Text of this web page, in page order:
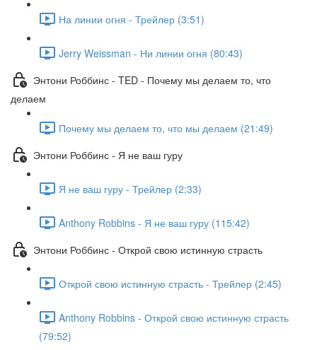
На линии огня - Трейлер (3:51)
Jerry Weissman - Ни линии огня (80:43)
Энтони Роббинс - TED - Почему мы делаем то, что
делаем
Почему мы делаем то, что мы делаем (21:49)
Энтони Роббинс - Я не ваш гуру
Я не ваш гуру - Трейлер (2:33)
Anthony Robbins - Я не ваш гуру (115:42)
Энтони Роббинс - Открой свою истинную страсть
Открой свою истинную страсть - Трейлер (2:45)
Anthony Robbins - Открой свою истинную страсть
(79:52)